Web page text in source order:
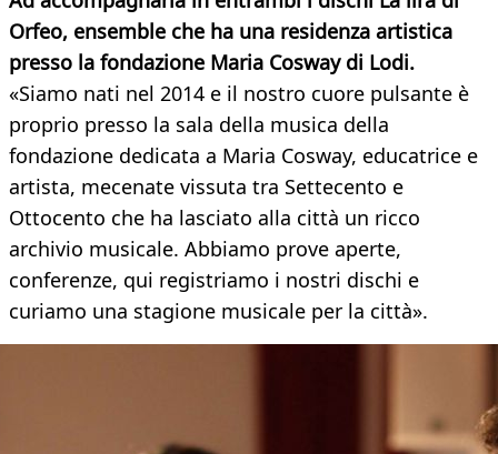
Orfeo, ensemble che ha una residenza artistica
presso la fondazione Maria Cosway di Lodi.
«Siamo nati nel 2014 e il nostro cuore pulsante è
proprio presso la sala della musica della
fondazione dedicata a Maria Cosway, educatrice e
artista, mecenate vissuta tra Settecento e
Ottocento che ha lasciato alla città un ricco
archivio musicale. Abbiamo prove aperte,
conferenze, qui registriamo i nostri dischi e
curiamo una stagione musicale per la città».